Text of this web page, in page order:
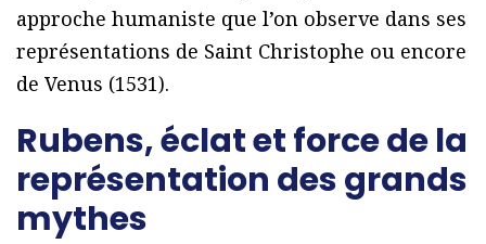
approche humaniste que l’on observe dans ses
représentations de Saint Christophe ou encore
de Venus (1531).
Rubens, éclat et force de la
représentation des grands
mythes